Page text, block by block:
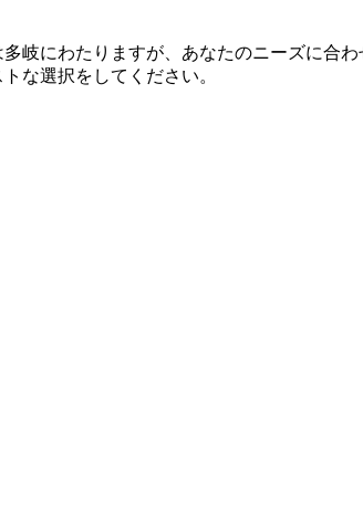
岐にわたりますが、あなたのニーズに合わ
な選択をしてください。